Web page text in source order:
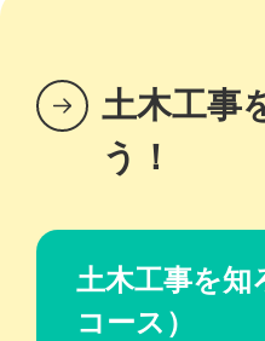
土木工事
う！
土木工事を知
コース）